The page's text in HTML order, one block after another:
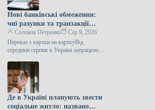
Нові банківські обмеження:
чиї рахунки та транзакції
будуть заморожені з серпня
Соломія Петренко
Сер 9, 2026
Переказ з картки на карткуВід
середини серпня в Україні запрацюють
що передбачають додаткові перевірки
для певних…
Де в Україні планують звести
соціальне житло: названо